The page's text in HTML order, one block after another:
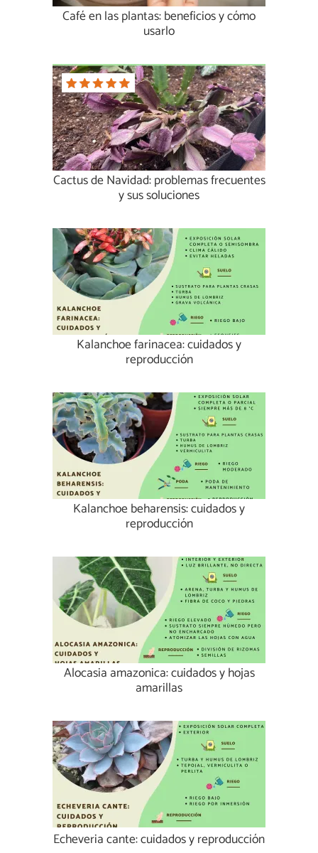
Café en las plantas: beneficios y cómo
usarlo
Cactus de Navidad: problemas frecuentes
y sus soluciones
Kalanchoe farinacea: cuidados y
reproducción
Kalanchoe beharensis: cuidados y
reproducción
Alocasia amazonica: cuidados y hojas
amarillas
Echeveria cante: cuidados y reproducción